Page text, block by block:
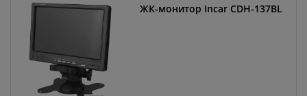
ЖК-монитор Incar CDH-137BL